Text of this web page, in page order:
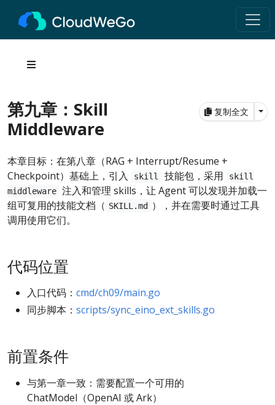
复制全文
第九章：Skill
Middleware
本章目标：在第八章（RAG + Interrupt/Resume +
Checkpoint）基础上，引入
skill 技能包，采用
skill
middleware 注入和管理 skills，让 Agent 可以发现并加载一
组可复用的技能文档（ SKILL.md
），并在需要时通过工具
调用使用它们。
代码位置
入口代码： cmd/ch09/main.go
同步脚本： scripts/sync_eino_ext_skills.go
前置条件
与第一章一致：需要配置一个可用的
ChatModel（OpenAI 或 Ark）